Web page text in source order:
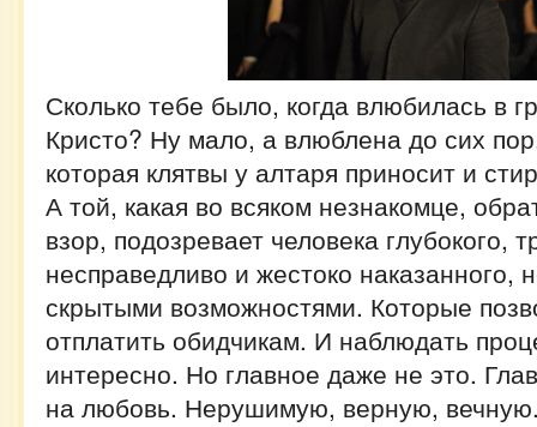
Сколько тебе было, когда влюбилась в
Кристо? Ну мало, а влюблена до сих
которая клятвы у алтаря приносит и
А той, какая во всяком незнакомце,
взор, подозревает человека глубокого,
несправедливо и жестоко наказанного,
скрытыми возможностями. Которые
отплатить обидчикам. И наблюдать
интересно. Но главное даже не это.
на любовь. Нерушимую, верную,